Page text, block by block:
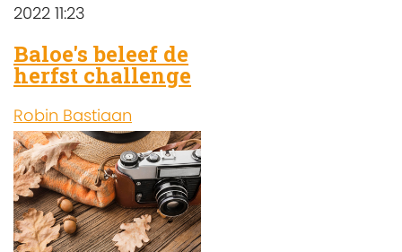
2022 11:23
Baloe's beleef de
herfst challenge
Robin Bastiaan